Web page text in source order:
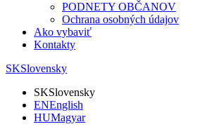
PODNETY OBČANOV
Ochrana osobných údajov
Ako vybaviť
Kontakty
SKSlovensky
SKSlovensky
ENEnglish
HUMagyar